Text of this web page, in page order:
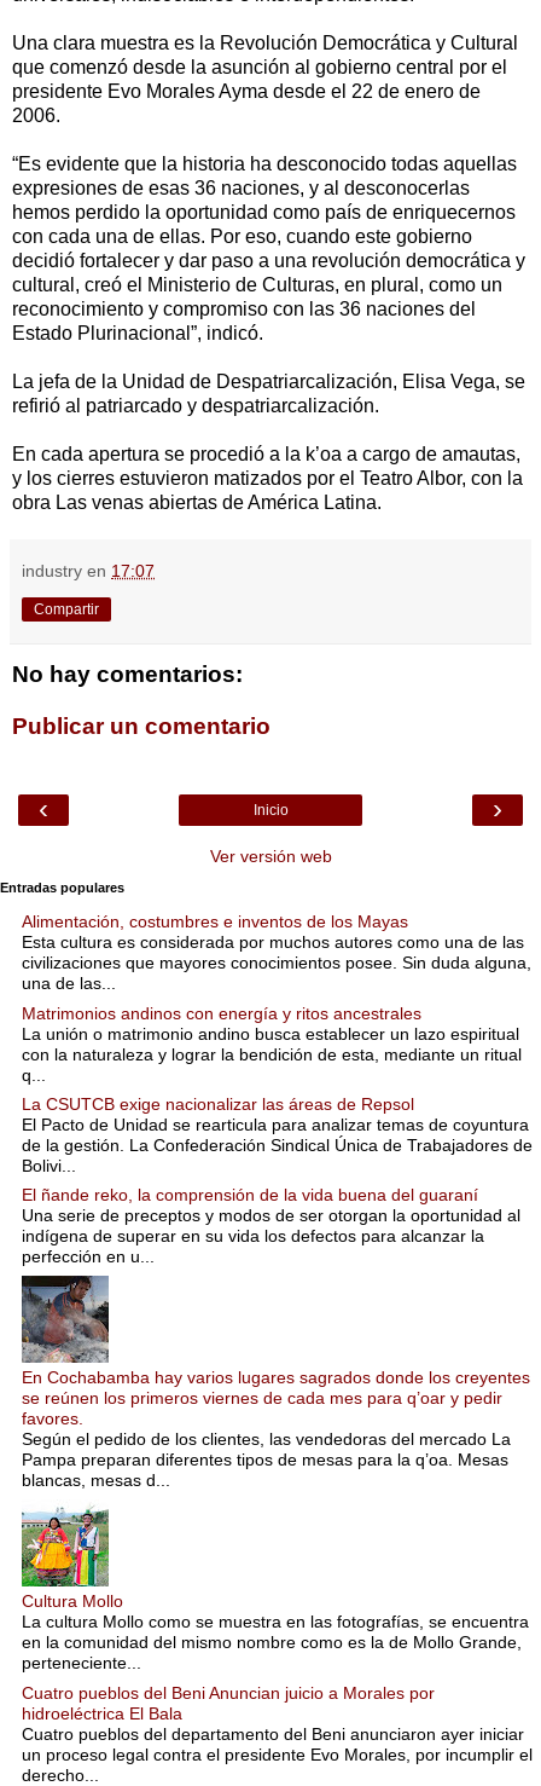
Una clara muestra es la Revolución Democrática y Cultural
que comenzó desde la asunción al gobierno central por el
presidente Evo Morales Ayma desde el 22 de enero de
2006.
“Es evidente que la historia ha desconocido todas aquellas
expresiones de esas 36 naciones, y al desconocerlas
hemos perdido la oportunidad como país de enriquecernos
con cada una de ellas. Por eso, cuando este gobierno
decidió fortalecer y dar paso a una revolución democrática y
cultural, creó el Ministerio de Culturas, en plural, como un
reconocimiento y compromiso con las 36 naciones del
Estado Plurinacional”, indicó.
La jefa de la Unidad de Despatriarcalización, Elisa Vega, se
refirió al patriarcado y despatriarcalización.
En cada apertura se procedió a la k’oa a cargo de amautas,
y los cierres estuvieron matizados por el Teatro Albor, con la
obra Las venas abiertas de América Latina.
industry en 17:07
Compartir
No hay comentarios:
Publicar un comentario
‹ ›
Inicio
Ver versión web
Entradas populares
Alimentación, costumbres e inventos de los Mayas
Esta cultura es considerada por muchos autores como una de las
civilizaciones que mayores conocimientos posee. Sin duda alguna,
una de las...
Matrimonios andinos con energía y ritos ancestrales
La unión o matrimonio andino busca establecer un lazo espiritual
con la naturaleza y lograr la bendición de esta, mediante un ritual
q...
La CSUTCB exige nacionalizar las áreas de Repsol
El Pacto de Unidad se rearticula para analizar temas de coyuntura
de la gestión. La Confederación Sindical Única de Trabajadores de
Bolivi...
El ñande reko, la comprensión de la vida buena del guaraní
Una serie de preceptos y modos de ser otorgan la oportunidad al
indígena de superar en su vida los defectos para alcanzar la
perfección en u...
En Cochabamba hay varios lugares sagrados donde los creyentes
se reúnen los primeros viernes de cada mes para q’oar y pedir
favores.
Según el pedido de los clientes, las vendedoras del mercado La
Pampa preparan diferentes tipos de mesas para la q’oa. Mesas
blancas, mesas d...
Cultura Mollo
La cultura Mollo como se muestra en las fotografías, se encuentra
en la comunidad del mismo nombre como es la de Mollo Grande,
perteneciente...
Cuatro pueblos del Beni Anuncian juicio a Morales por
hidroeléctrica El Bala
Cuatro pueblos del departamento del Beni anunciaron ayer iniciar
un proceso legal contra el presidente Evo Morales, por incumplir el
derecho...